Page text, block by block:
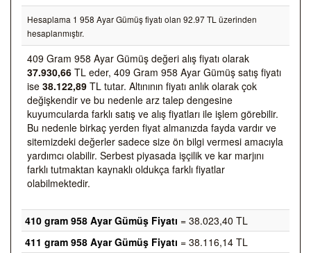
Hesaplama 1 958 Ayar Gümüş fiyatı olan 92.97 TL üzerinden
hesaplanmıştır.
409 Gram 958 Ayar Gümüş değeri alış fiyatı olarak
37.930,66 TL eder, 409 Gram 958 Ayar Gümüş satış fiyatı
ise 38.122,89 TL tutar. Altınının fiyatı anlık olarak çok
değişkendir ve bu nedenle arz talep dengesine
kuyumcularda farklı satış ve alış fiyatları ile işlem görebilir.
Bu nedenle birkaç yerden fiyat almanızda fayda vardır ve
sitemizdeki değerler sadece size ön bilgi vermesi amacıyla
yardımcı olabilir. Serbest piyasada işçilik ve kar marjını
farklı tutmaktan kaynaklı oldukça farklı fiyatlar
olabilmektedir.
410 gram 958 Ayar Gümüş Fiyatı = 38.023,40 TL
411 gram 958 Ayar Gümüş Fiyatı = 38.116,14 TL